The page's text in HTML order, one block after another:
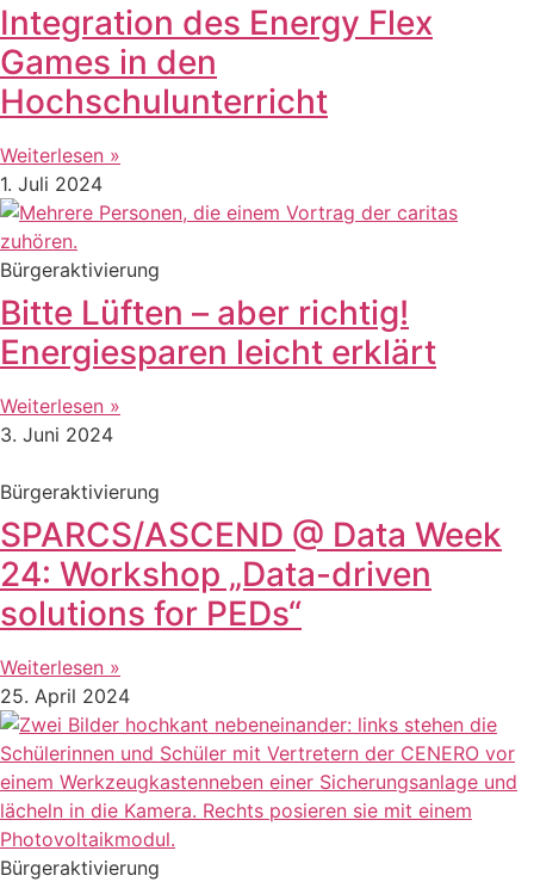
Integration des Energy Flex
Games in den
Hochschulunterricht
Weiterlesen »
1. Juli 2024
Bürgeraktivierung
Bitte Lüften – aber richtig!
Energiesparen leicht erklärt
Weiterlesen »
3. Juni 2024
Bürgeraktivierung
SPARCS/ASCEND @ Data Week
24: Workshop „Data-driven
solutions for PEDs“
Weiterlesen »
25. April 2024
Bürgeraktivierung